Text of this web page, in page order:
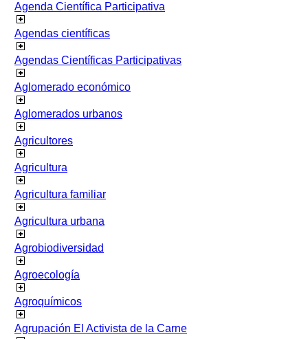
Agenda Científica Participativa
Agendas científicas
Agendas Científicas Participativas
Aglomerado económico
Aglomerados urbanos
Agricultores
Agricultura
Agricultura familiar
Agricultura urbana
Agrobiodiversidad
Agroecología
Agroquímicos
Agrupación El Activista de la Carne